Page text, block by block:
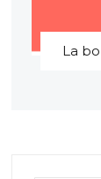
La